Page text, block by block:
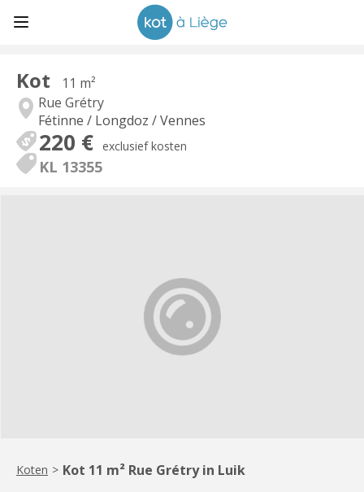
Kot
11 m²
Rue Grétry
Fétinne / Longdoz / Vennes
220 € exclusief kosten
KL 13355
Koten > Kot 11 m² Rue Grétry in Luik